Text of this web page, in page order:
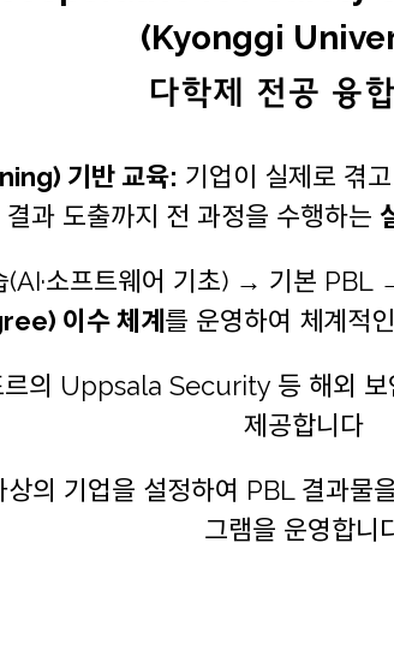
(Kyonggi
다학제 전공 융
기반 교육: 기업이 실제로 겪
과 도출까지 전 과정을 수행하는
(AI·소프트웨어 기초) → 기본 PBL
이수 체계 를 운영하여 체계적
르의 Uppsala Security 등 해외 보
제공합니다
상의 기업을 설정하여 PBL 결과물
그램을 운영합니